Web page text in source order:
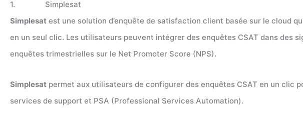
1. Simplesat
Simplesat est une solution d’enquête de satisfaction client basée sur le cloud
en un seul clic. Les utilisateurs peuvent intégrer des enquêtes CSAT dans des
enquêtes trimestrielles sur le Net Promoter Score (NPS).
Simplesat permet aux utilisateurs de configurer des enquêtes CSAT en un clic
services de support et PSA (Professional Services Automation).